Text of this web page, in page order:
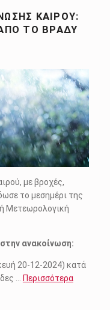
ΚΑΙΡΟΎ:
ΤΟ ΒΡΆΔΥ
με βροχές,
το μεσημέρι της
Μετεωρολογική
ανακοίνωση:
20-12-2024) κατά
… Περισσότερα